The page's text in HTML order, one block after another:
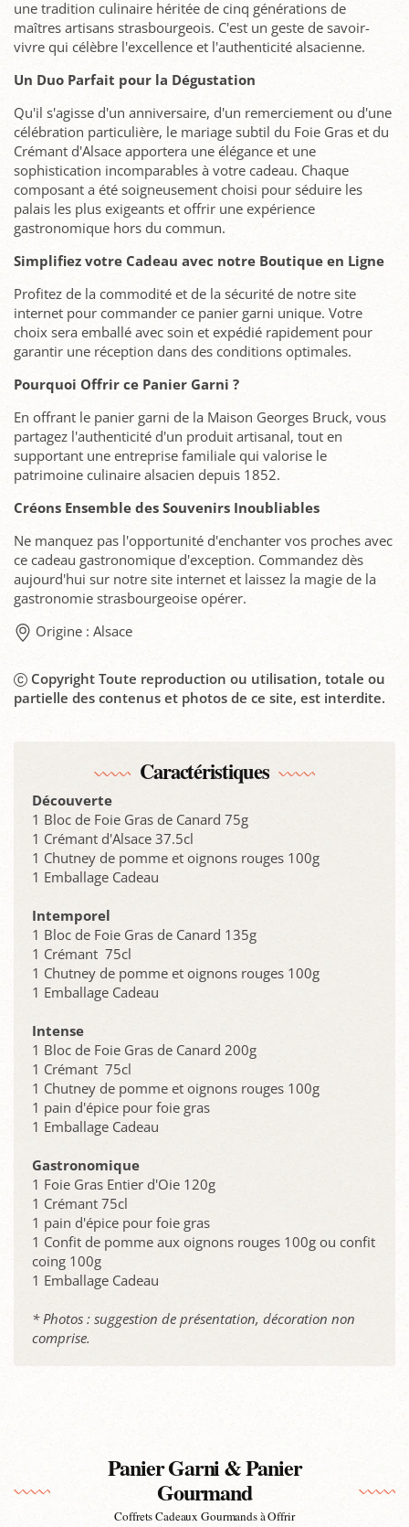
une tradition culinaire héritée de cinq générations de
maîtres artisans strasbourgeois. C'est un geste de savoir-
vivre qui célèbre l'excellence et l'authenticité alsacienne.
Un Duo Parfait pour la Dégustation
Qu'il s'agisse d'un anniversaire, d'un remerciement ou d'une
célébration particulière, le mariage subtil du Foie Gras et du
Crémant d'Alsace apportera une élégance et une
sophistication incomparables à votre cadeau. Chaque
composant a été soigneusement choisi pour séduire les
palais les plus exigeants et offrir une expérience
gastronomique hors du commun.
Simplifiez votre Cadeau avec notre Boutique en Ligne
Profitez de la commodité et de la sécurité de notre site
internet pour commander ce panier garni unique. Votre
choix sera emballé avec soin et expédié rapidement pour
garantir une réception dans des conditions optimales.
Pourquoi Offrir ce Panier Garni ?
En offrant le panier garni de la Maison Georges Bruck, vous
partagez l'authenticité d'un produit artisanal, tout en
supportant une entreprise familiale qui valorise le
patrimoine culinaire alsacien depuis 1852.
Créons Ensemble des Souvenirs Inoubliables
Ne manquez pas l'opportunité d'enchanter vos proches avec
ce cadeau gastronomique d'exception. Commandez dès
aujourd'hui sur notre site internet et laissez la magie de la
gastronomie strasbourgeoise opérer.
Origine : Alsace
Copyright Toute reproduction ou utilisation, totale ou
partielle des contenus et photos de ce site, est interdite.
Caractéristiques
Découverte
1 Bloc de Foie Gras de Canard 75g
1 Crémant d'Alsace 37.5cl
1 Chutney de pomme et oignons rouges 100g
1 Emballage Cadeau
Intemporel
1 Bloc de Foie Gras de Canard 135g
1 Crémant 75cl
1 Chutney de pomme et oignons rouges 100g
1 Emballage Cadeau
Intense
1 Bloc de Foie Gras de Canard 200g
1 Crémant 75cl
1 Chutney de pomme et oignons rouges 100g
1 pain d'épice pour foie gras
1 Emballage Cadeau
Gastronomique
1 Foie Gras Entier d'Oie 120g
1 Crémant 75cl
1 pain d'épice pour foie gras
1 Confit de pomme aux oignons rouges 100g ou confit
coing 100g
1 Emballage Cadeau
* Photos : suggestion de présentation, décoration non
comprise.
Panier Garni & Panier
Gourmand
Coffrets Cadeaux Gourmands à Offrir